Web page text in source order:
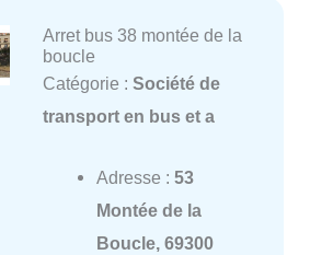
Arret bus 38 montée de la
boucle
Catégorie : Société de
transport en bus et a
Adresse : 53
Montée de la
Boucle, 69300